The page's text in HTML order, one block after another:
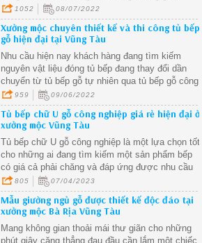
sống.1052 08/07/2022
Xưởng mộc chuyên thiết kế và thi công tủ bếp
gỗ hiện đại tại Vũng Tàu
Nhu cầu hiện nay khách hàng đang tìm kiếm
nguyên vật liệu đóng tủ bếp đang thay đổi dần
chuyển từ tủ bếp gỗ tự nhiên qua tủ bếp gỗ công
nghiệp để giải quyết khâu mối mọt, cong vênh,
ẩm ướt nơi góc bếp do thời gian sử dụng. Bên
cạnh đó gỗ công nghiệp cũng được đánh giá là
khá bền và dặt biệt giá thành rẻ hơn gỗ tự nhiên.
959 09/06/2022
Tủ bếp chữ U gỗ công nghiệp giá rẻ hiện đại ở
xưởng mộc Vũng Tàu
Tủ bếp chữ U gỗ công nghiệp là một lựa chọn tốt
cho những ai đang tìm kiếm một sản phẩm bếp
có giá cả phải chăng và đáp ứng được nhu cầu
sử dụng hàng ngày đảm bảo sản phẩm đáp ứng
được nhu cầu của bạn và có độ bền cao.
805 07/04/2023
Mẫu giường ngủ gỗ được thiết kế độc đáo tại
xưởng mộc Bà Rịa Vũng Tàu
Mang không gian thoải mái thư giãn cho những
phút giây căng thẳng đau đầu cần lắm một chiếc